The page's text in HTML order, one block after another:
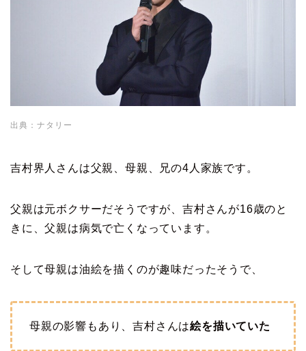
出典：ナタリー
吉村界人さんは父親、母親、兄の4人家族です。
父親は元ボクサーだそうですが、吉村さんが16歳のと
きに、父親は病気で亡くなっています。
そして母親は油絵を描くのが趣味だったそうで、
母親の影響もあり、吉村さんは絵を描いていた